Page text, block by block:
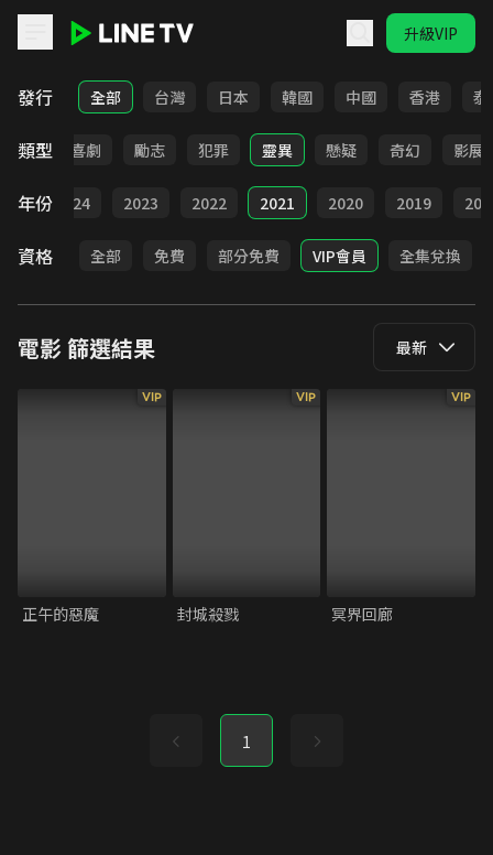
升級VIP
LINE TV - 電影
發行 全部 台灣 日本 韓國 中國 香港 泰
類型
歷史 喜劇 勵志 犯罪 靈異 懸疑 奇幻 影展
年份 2024 2023 2022 2021 2020 2019
資格 全部 免費 部分免費 VIP會員 全集兌換
電影篩選結果 最新
VIP
正午的惡魔
VIP
封城殺戮
VIP
冥界回廊
1